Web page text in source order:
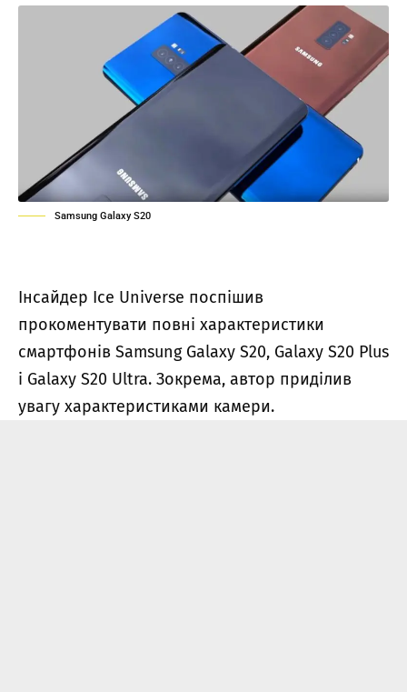
Samsung Galaxy S20
Інсайдер Ice Universe поспішив
прокоментувати повні характеристики
смартфонів Samsung Galaxy S20, Galaxy S20 Plus
і Galaxy S20 Ultra. Зокрема, автор приділив
увагу характеристиками камери.